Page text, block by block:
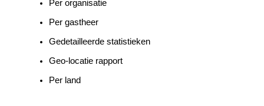
Per organisatie
Per gastheer
Gedetailleerde statistieken
Geo-locatie rapport
Per land